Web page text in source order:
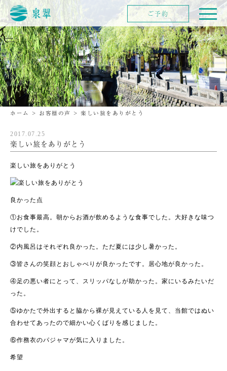
ホーム > お客様の声 > 楽しい旅をありがとう
2017.07.25
楽しい旅をありがとう
楽しい旅をありがとう
良かった点
①お食事最高。朝からお酒が飲めるような食事でした。大好きな味つ
けでした。
②内風呂はそれぞれ良かった。ただ夏には少し暑かった。
③皆さんの笑顔とおしゃべりが良かったです。居心地が良かった。
④足の悪い者にとって、スリッパなしが助かった。家にいるみたいだ
った。
⑤ゆかたで外出すると脇から裸が見えている人を見て、当館ではぬい
合わせてあったので細かい心くばりを感じました。
⑥作務衣のパジャマが気に入りました。
希望
ご予約